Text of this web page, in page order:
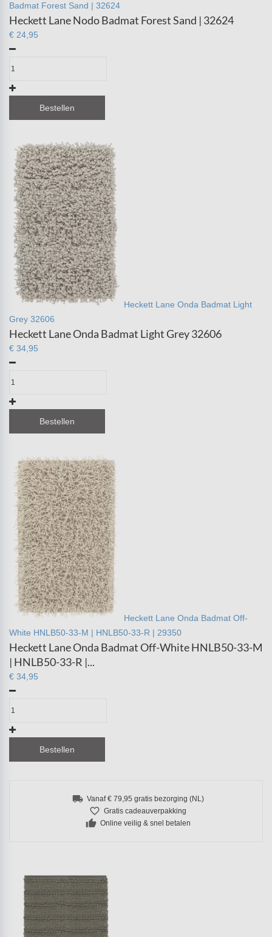
Badmat Forest Sand | 32624
Heckett Lane Nodo Badmat Forest Sand | 32624
€ 24,95
Bestellen
Heckett Lane Onda Badmat Light
Grey 32606
Heckett Lane Onda Badmat Light Grey 32606
€ 34,95
Bestellen
Heckett Lane Onda Badmat Off-
White HNLB50-33-M | HNLB50-33-R | 29350
Heckett Lane Onda Badmat Off-White HNLB50-33-M
| HNLB50-33-R |...
€ 34,95
Bestellen
local_shipping Vanaf € 79,95 gratis bezorging (NL)
favorite_border Gratis cadeauverpakking
thumb_up Online veilig & snel betalen